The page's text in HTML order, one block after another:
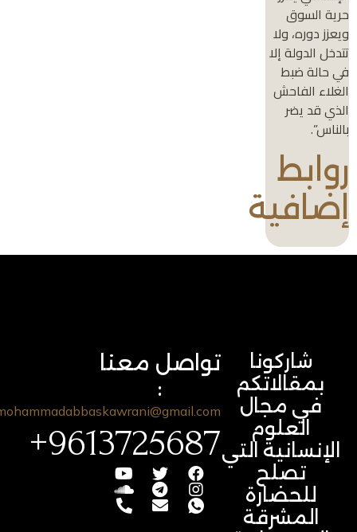
حرية السوق
ويعزز دوره، ولا
تتدخل الدولة إلا
في حالة ضبط
الغلاء الفاحش
الذي قد يضر
بالناس”.
روابط
إضافية
شاركونا
بمقالاتكم
في مجال
العلوم
الإنسانية التي
تصلح
للحضارة
المشرقة
تواصل معنا
mohammadabbaskawrani@gmail.com
9613725687+